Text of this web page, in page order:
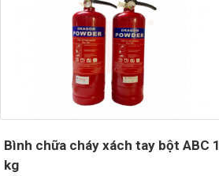
Bình chữa cháy xách tay bột ABC 1
kg